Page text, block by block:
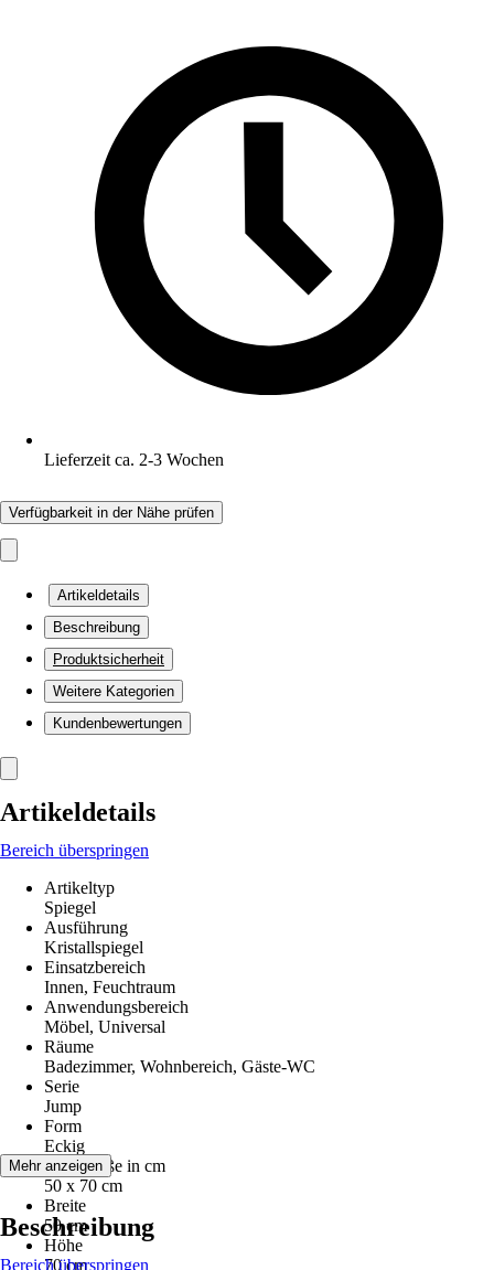
Lieferzeit ca. 2-3 Wochen
Verfügbarkeit in der Nähe prüfen
Artikeldetails
Beschreibung
Produktsicherheit
Weitere Kategorien
Kundenbewertungen
Artikeldetails
Bereich überspringen
Artikeltyp
Spiegel
Ausführung
Kristallspiegel
Einsatzbereich
Innen, Feuchtraum
Anwendungsbereich
Möbel, Universal
Räume
Badezimmer, Wohnbereich, Gäste-WC
Serie
Jump
Form
Eckig
Nenngröße in cm
50 x 70 cm
Breite
50 cm
Höhe
70 cm
Mehr anzeigen
Beschreibung
Bereich überspringen